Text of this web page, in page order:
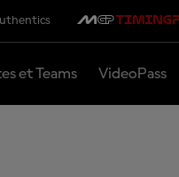
et Teams VideoPass